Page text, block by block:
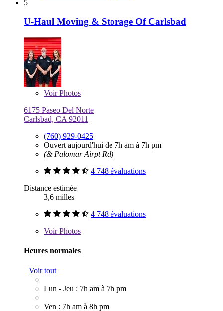
5
U-Haul Moving & Storage Of Carlsbad
VoirPhotos
6175 Paseo Del Norte
Carlsbad, CA 92011
(760) 929-0425
Ouvert aujourd'hui de 7h am à 7h pm
(& Palomar Airpt Rd)
4 748 évaluations
Distance estimée
3,6 milles
4 748 évaluations
VoirPhotos
Heures normales
Voir tout
Lun - Jeu : 7h am à 7h pm
Ven : 7h am à 8h pm